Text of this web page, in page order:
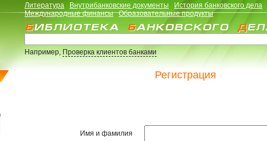
Литература Внутрибанковские документы История банковского дела
Международные финансы
Образовательные продукты
Например,Проверка клиентов банками
Регистрация
Имя и фамилия